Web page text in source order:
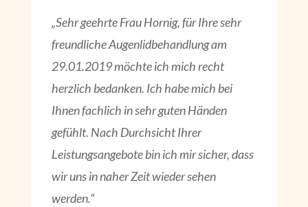
„Sehr geehrte Frau Hornig, für Ihre sehr
freundliche Augenlidbehandlung am
29.01.2019 möchte ich mich recht
herzlich bedanken. Ich habe mich bei
Ihnen fachlich in sehr guten Händen
gefühlt. Nach Durchsicht Ihrer
Leistungsangebote bin ich mir sicher, dass
wir uns in naher Zeit wieder sehen
werden.“